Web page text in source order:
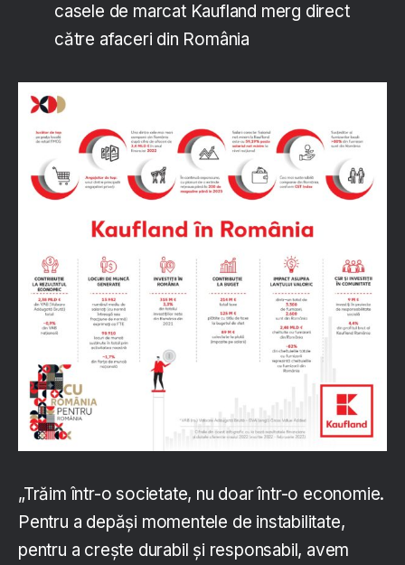
casele de marcat Kaufland merg direct
către afaceri din România
„Trăim într-o societate, nu doar într-o economie.
Pentru a depăși momentele de instabilitate,
pentru a crește durabil și responsabil, avem